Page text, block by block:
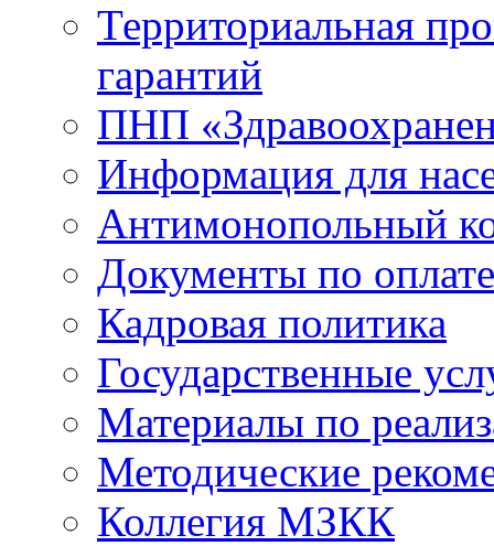
Территориальная
гарантий
ПНП
Информация для
Антимонопольный
Документы по
Кадровая политика
Государственные
Материалы по
Методические
Коллегия МЗКК